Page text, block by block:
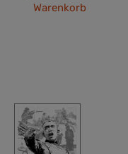
Warenkorb